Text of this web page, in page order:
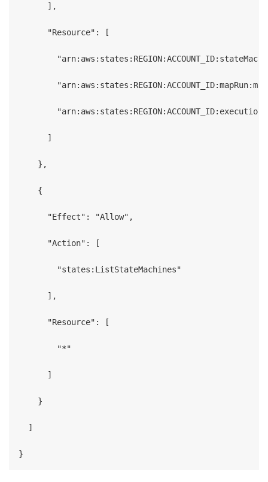
],
"Resource": [
]
},
{
"Effect": "Allow",
"Action": [
"states:ListStateMachines"
],
"Resource": [
"*"
]
}
]
}